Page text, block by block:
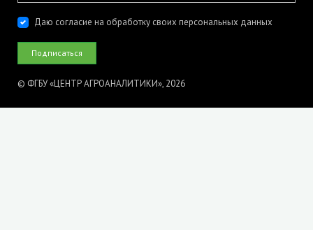
Даю согласие на обработку своих персональных данных
© ФГБУ «ЦЕНТР АГРОАНАЛИТИКИ», 2026